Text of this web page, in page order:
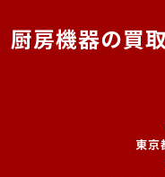
厨房機器の買
東京